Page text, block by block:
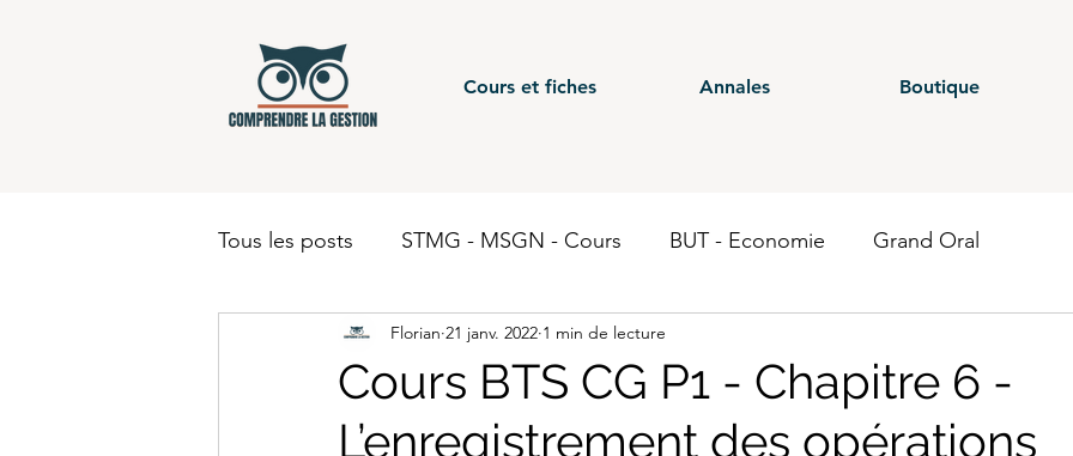
Cours et fiches Annales Boutique
Tous les posts STMG - MSGN - Cours BUT - Economie Grand Oral
STMG - Gestion Finance - cours BTS - P1
BUT - Comptabilité BTS CG - Annales BUT - Droit fiscal BTS - P6
Cours BTS CG P1 - Chapitre 6 -
L’enregistrement des opérations
Florian 21 janv. 2022 1 min de lecture